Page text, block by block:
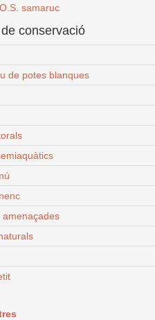
samaruc
conservació
de potes blanques
amenaçades